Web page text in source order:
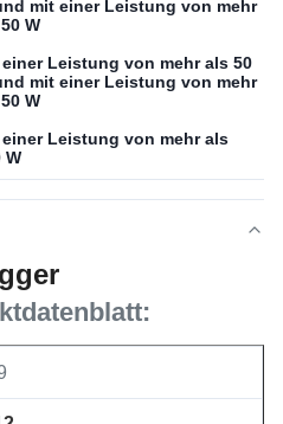
mit einer Leistung von mehr
W
Leistung von mehr als 50
mit einer Leistung von mehr
W
einer Leistung von mehr als
W